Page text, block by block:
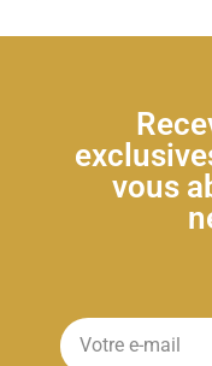
vous